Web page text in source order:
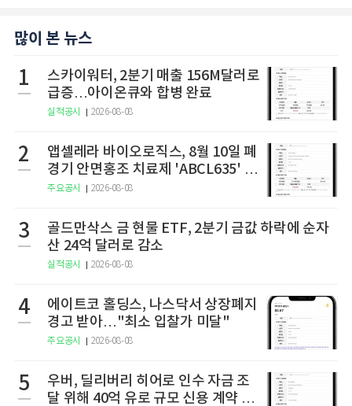
많이 본 뉴스
1
스카이워터, 2분기 매출 156M달러로
급증…아이온큐와 합병 완료
실적공시 2026-08-08
2
앱셀레라 바이오로직스, 8월 10일 폐
경기 안면홍조 치료제 'ABCL635' 임
상 2상 결과 발표
주요공시 2026-08-08
3
골드만삭스 금 현물 ETF, 2분기 금값 하락에 순자
산 24억 달러로 감소
실적공시 2026-08-08
4
에이트코 홀딩스, 나스닥서 상장폐지
경고 받아…"최소 입찰가 미달"
주요공시 2026-08-08
5
우버, 딜리버리 히어로 인수 자금 조
달 위해 40억 유로 규모 신용 계약 체